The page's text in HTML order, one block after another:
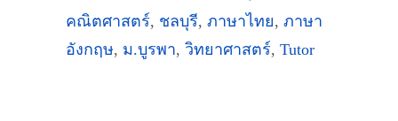
คณิตศาสตร์, ชลบุรี, ภาษาไทย, ภาษา
อังกฤษ, ม.บูรพา, วิทยาศาสตร์, Tutor